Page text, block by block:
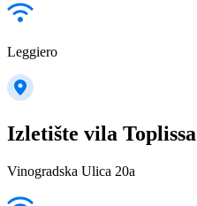
Leggiero
Izletište vila Toplissa
Vinogradska Ulica 20a